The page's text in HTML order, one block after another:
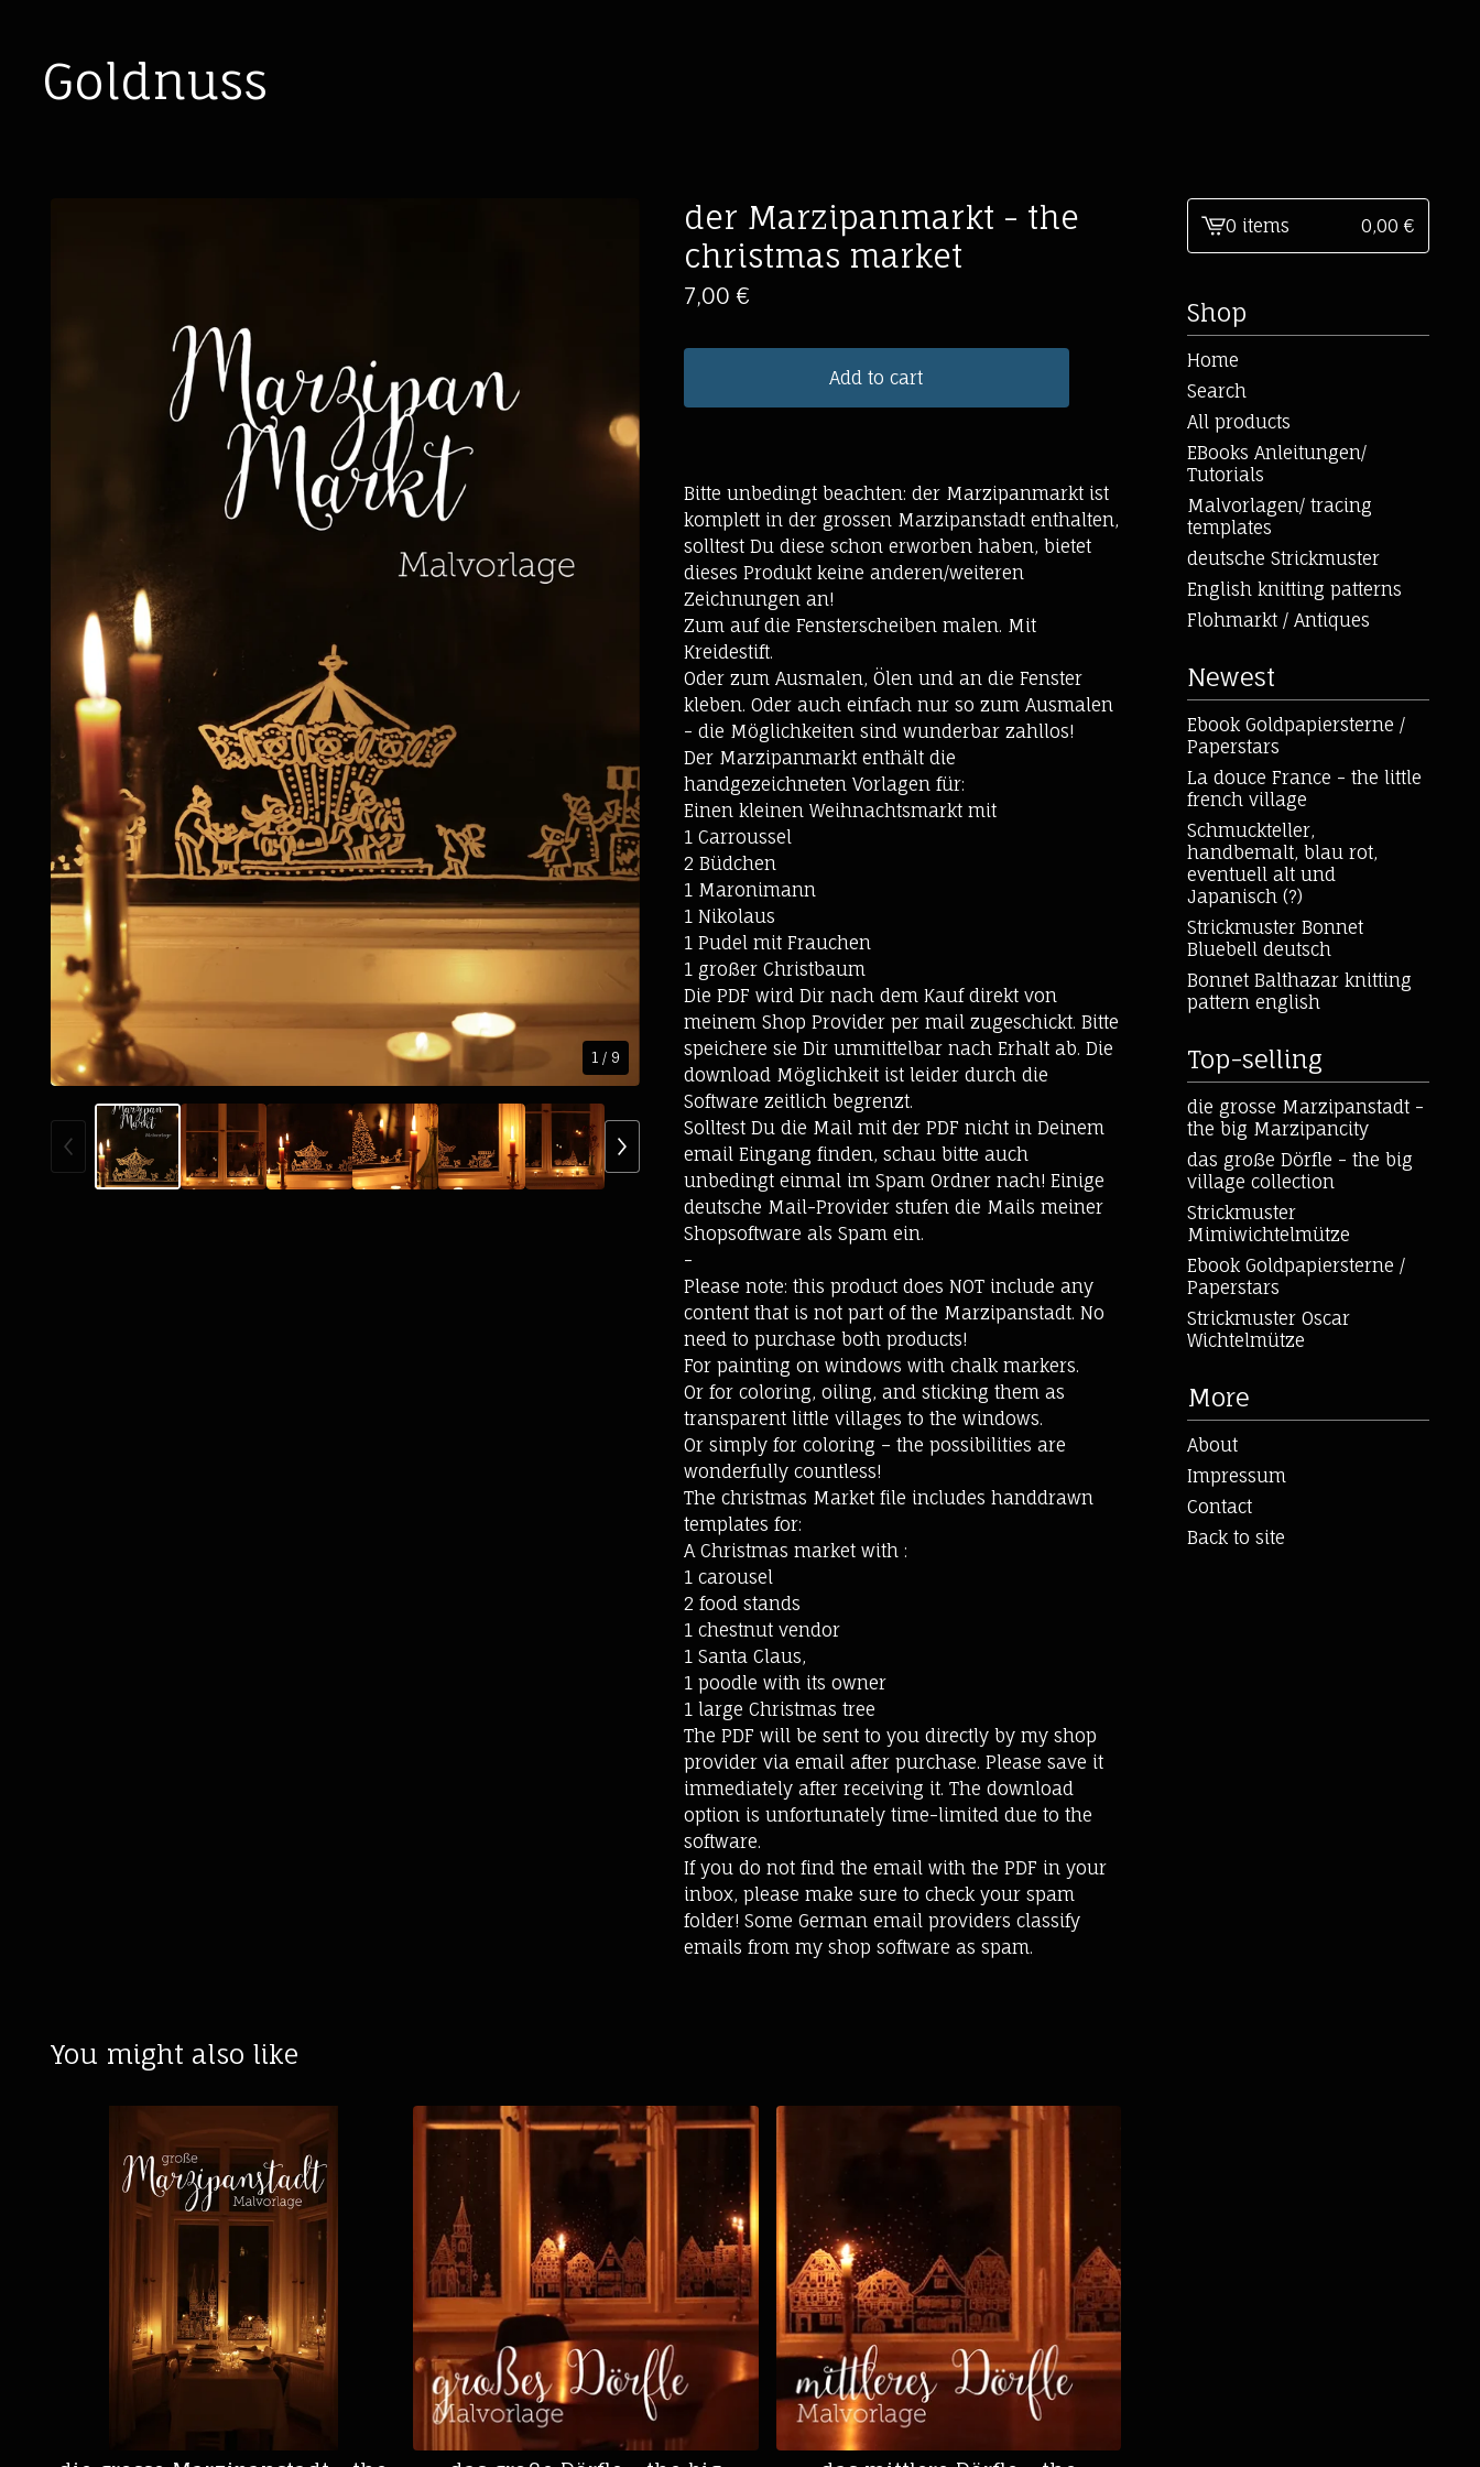
Goldnuss
der Marzipanmarkt - the
christmas market
7,00€
1 / 9
Add to cart
Bitte unbedingt beachten: der Marzipanmarkt ist
komplett in der grossen Marzipanstadt enthalten,
solltest Du diese schon erworben haben, bietet
dieses Produkt keine anderen/weiteren
Zeichnungen an!
Zum auf die Fensterscheiben malen. Mit
Kreidestift.
Oder zum Ausmalen, Ölen und an die Fenster
kleben. Oder auch einfach nur so zum Ausmalen
- die Möglichkeiten sind wunderbar zahllos!
Der Marzipanmarkt enthält die
handgezeichneten Vorlagen für:
Einen kleinen Weihnachtsmarkt mit
1 Carroussel
2 Büdchen
1 Maronimann
1 Nikolaus
1 Pudel mit Frauchen
1 großer Christbaum
Die PDF wird Dir nach dem Kauf direkt von
meinem Shop Provider per mail zugeschickt. Bitte
speichere sie Dir ummittelbar nach Erhalt ab. Die
download Möglichkeit ist leider durch die
Software zeitlich begrenzt.
Solltest Du die Mail mit der PDF nicht in Deinem
email Eingang finden, schau bitte auch
unbedingt einmal im Spam Ordner nach! Einige
deutsche Mail-Provider stufen die Mails meiner
Shopsoftware als Spam ein.
-
Please note: this product does NOT include any
content that is not part of the Marzipanstadt. No
need to purchase both products!
For painting on windows with chalk markers.
Or for coloring, oiling, and sticking them as
transparent little villages to the windows.
Or simply for coloring – the possibilities are
wonderfully countless!
The christmas Market file includes handdrawn
templates for:
A Christmas market with :
1 carousel
2 food stands
1 chestnut vendor
1 Santa Claus,
1 poodle with its owner
1 large Christmas tree
The PDF will be sent to you directly by my shop
provider via email after purchase. Please save it
immediately after receiving it. The download
option is unfortunately time-limited due to the
software.
If you do not find the email with the PDF in your
inbox, please make sure to check your spam
folder! Some German email providers classify
emails from my shop software as spam.
View
0 items 0,00 €
Shop
Home
Search
All products
EBooks Anleitungen/
Tutorials
Malvorlagen/ tracing
templates
deutsche Strickmuster
English knitting patterns
Flohmarkt / Antiques
Newest
Ebook Goldpapiersterne /
Paperstars
La douce France - the little
french village
Schmuckteller,
handbemalt, blau rot,
eventuell alt und
Japanisch (?)
Strickmuster Bonnet
Bluebell deutsch
Bonnet Balthazar knitting
pattern english
Top-selling
die grosse Marzipanstadt -
the big Marzipancity
das große Dörfle - the big
village collection
Strickmuster
Mimiwichtelmütze
Ebook Goldpapiersterne /
Paperstars
Strickmuster Oscar
Wichtelmütze
More
About
Impressum
Contact
Back to site
You might also like